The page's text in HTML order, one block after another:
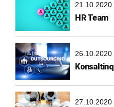
21.10.2020
HR Team
26.10.2020
Konsaltinq
27.10.2020